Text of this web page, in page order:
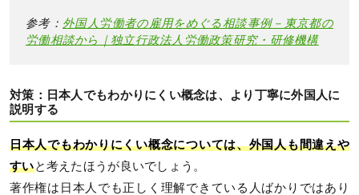
参考： 外国人労働者の雇用をめぐる相談事例－東京都の
労働相談から｜独立行政法人労働政策研究・研修機構
対策：日本人でもわかりにくい概念は、より丁寧に外国人に
説明する
日本人でもわかりにくい概念については、外国人も間違えや
すいと考えたほうが良いでしょう。
著作権は日本人でも正しく理解できている人ばかりではあり